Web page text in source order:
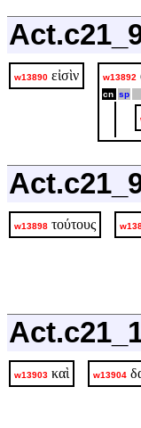
w13890 εἰσὶν w13892
cn sp
w13898 τούτους
w13903 καὶ w13904